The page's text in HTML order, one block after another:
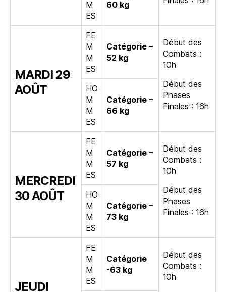
M
ES
60 kg
MARDI 29
AOÛT
FE
M
M
ES
Catégorie –
52 kg
Début des
Combats :
10h
Début des
Phases
Finales : 16h
HO
M
M
ES
Catégorie –
66 kg
MERCREDI
30 AOÛT
FE
M
M
ES
Catégorie –
57 kg
Début des
Combats :
10h
Début des
Phases
Finales : 16h
HO
M
M
ES
Catégorie –
73 kg
JEUDI
FE
M
M
ES
Catégorie
-63 kg
Début des
Combats :
10h